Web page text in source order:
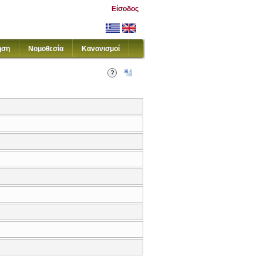
Είσοδος
Νομοθεσία Κανονισμοί